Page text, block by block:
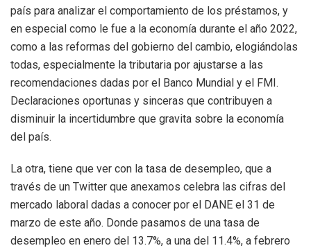
país para analizar el comportamiento de los préstamos, y
en especial como le fue a la economía durante el año 2022,
como a las reformas del gobierno del cambio, elogiándolas
todas, especialmente la tributaria por ajustarse a las
recomendaciones dadas por el Banco Mundial y el FMI.
Declaraciones oportunas y sinceras que contribuyen a
disminuir la incertidumbre que gravita sobre la economía
del país.
La otra, tiene que ver con la tasa de desempleo, que a
través de un Twitter que anexamos celebra las cifras del
mercado laboral dadas a conocer por el DANE el 31 de
marzo de este año. Donde pasamos de una tasa de
desempleo en enero del 13.7%, a una del 11.4%, a febrero